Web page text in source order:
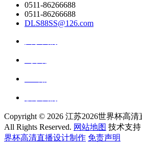
0511-86266688
0511-86266688
DLS88SS@126.com
Copyright © 2026 江苏2026世界杯高
All Rights Reserved. 网站地图 技术支持
界杯高清直播设计制作 免责声明